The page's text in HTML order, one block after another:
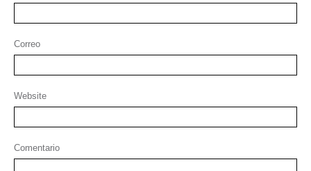
Correo
Website
Comentario